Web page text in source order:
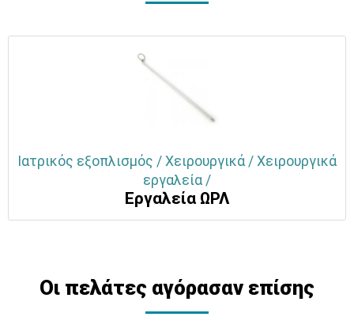
Ιατρικός εξοπλισμός / Χειρουργικά / Χειρουργικά
εργαλεία /
Εργαλεία ΩΡΛ
Οι πελάτες αγόρασαν επίσης